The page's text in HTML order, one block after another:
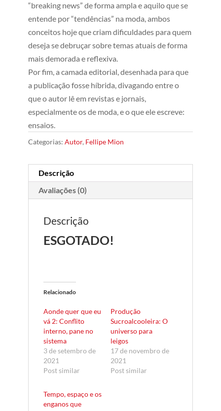
“breaking news” de forma ampla e aquilo que se
entende por “tendências” na moda, ambos
conceitos hoje que criam dificuldades para quem
deseja se debruçar sobre temas atuais de forma
mais demorada e reflexiva.
Por fim, a camada editorial, desenhada para que
a publicação fosse híbrida, divagando entre o
que o autor lê em revistas e jornais,
especialmente os de moda, e o que ele escreve:
ensaios.
Categorias: Autor, Fellipe Mion
Descrição
Avaliações (0)
Descrição
ESGOTADO!
Relacionado
Aonde quer que eu
vá 2: Conflito
interno, pane no
sistema
3 de setembro de
2021
Post similar
Produção
Sucroalcooleira: O
universo para
leigos
17 de novembro de
2021
Post similar
Tempo, espaço e os
enganos que